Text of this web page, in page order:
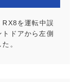
を運転中誤
ドアから左側
。